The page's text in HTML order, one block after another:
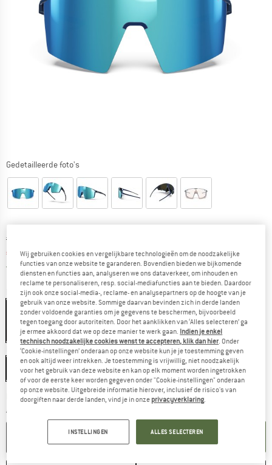
Gedetailleerde foto's
Oorspronkelijke prijs :
€Prijs:
€ 191,96 incl. BTW
Gratis verzending(NL)Nederland. Informatie over de
Kleur:Blue / Grey / Brown
-20%
Maat:L
L
Levertijd: 3-5 werkdagenDe link wordt geopend in een infovak en bevat
Aantal:
IN DE WINKELMAND
Wij gebruiken cookies en vergelijkbare technologieën om de noodzakelijke
functies van onze website te garanderen. Bovendien bieden we bijkomende
diensten en functies aan, analyseren we ons dataverkeer, om inhouden en
reclame te personaliseren, resp. social-mediafuncties aan te bieden. Daardoor
zijn ook onze social-media-, reclame- en analysepartners op de hoogte van je
gebruik van onze website. Sommige daarvan bevinden zich in derde landen
zonder voldoende garanties om je gegevens te beschermen, bijvoorbeeld
tegen toegang door autoriteiten. Door het aanklikken van ‘Alles selecteren’ ga
je ermee akkoord dat we op deze manier te werk gaan. Indien je enkel
technisch noodzakelijke cookies wenst te accepteren, klik dan hier. Onder
‘Cookie-instellingen’ onderaan op onze website kun je je toestemming geven
en ook altijd weer intrekken. Je toestemming is vrijwillig, niet noodzakelijk
voor het gebruik van deze website en kan op elk moment worden ingetrokken
of voor de eerste keer worden gegeven onder "Cookie-instellingen" onderaan
op onze website. Uitgebreide informatie hierover, inclusief de risico's van
doorgiften naar derde landen, vind je in onze privacyverklaring.
INSTELLINGEN ALLES SELECTEREN